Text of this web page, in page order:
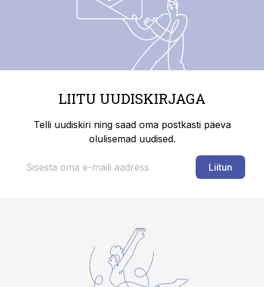
LIITU UUDISKIRJAGA
Telli uudiskiri ning saad oma postkasti päeva
olulisemad uudised.
Liitun